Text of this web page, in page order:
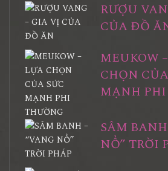
RƯỢU
CỦA ĐỒ
MEUKOW
CHỌN
MẠNH
SÂM
NỔ” TRỜI